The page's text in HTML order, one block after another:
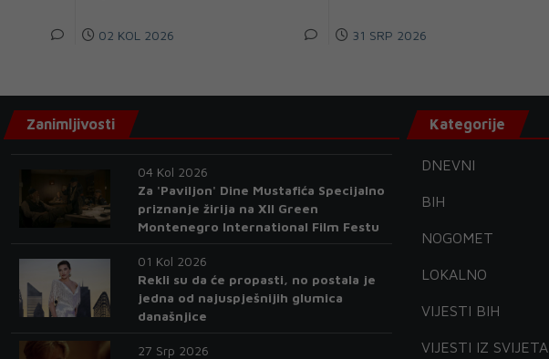
02 KOL 2026 31 SRP 2026
Zanimljivosti
04 Kol 2026
Za 'Paviljon' Dine Mustafića Specijalno
priznanje žirija na XII Green
Montenegro International Film Festu
01 Kol 2026
Rekli su da će propasti, no postala je
jedna od najuspješnijih glumica
današnjice
27 Srp 2026
Kategorije
DNEVNI
BIH
NOGOMET
LOKALNO
VIJESTI BIH
VIJESTI IZ SVIJETA